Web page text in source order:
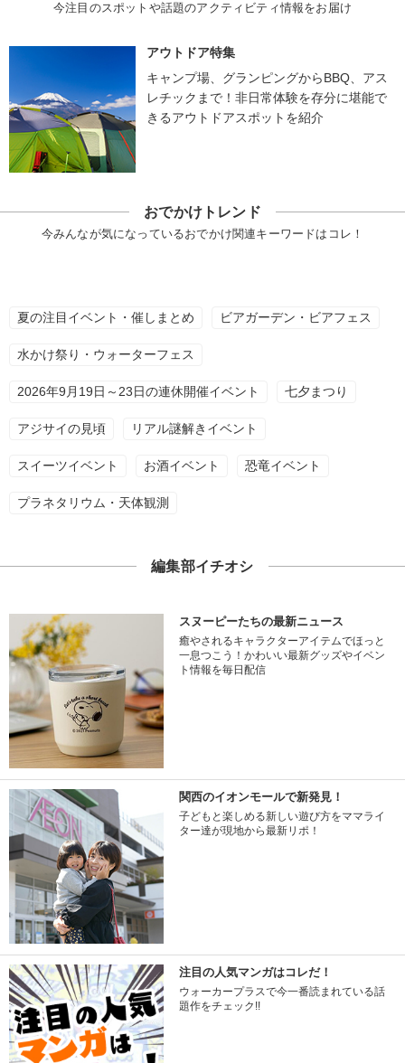
今注目のスポットや話題のアクティビティ情報をお届け
アウトドア特集
キャンプ場、グランピングからBBQ、アス
レチックまで！非日常体験を存分に堪能で
きるアウトドアスポットを紹介
おでかけトレンド
今みんなが気になっているおでかけ関連キーワードはコレ！
夏の注目イベント・催しまとめ ビアガーデン・ビアフェス
水かけ祭り・ウォーターフェス
2026年9月19日～23日の連休開催イベント 七夕まつり
アジサイの見頃 リアル謎解きイベント
スイーツイベント お酒イベント 恐竜イベント
プラネタリウム・天体観測
編集部イチオシ
スヌーピーたちの最新ニュース
癒やされるキャラクターアイテムでほっと
一息つこう！かわいい最新グッズやイベン
ト情報を毎日配信
関西のイオンモールで新発見！
子どもと楽しめる新しい遊び方をママライ
ター達が現地から最新リポ！
注目の人気マンガはコレだ！
ウォーカープラスで今一番読まれている話
題作をチェック!!